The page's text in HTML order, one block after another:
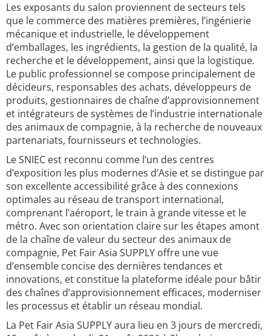
Les exposants du salon proviennent de secteurs tels
que le commerce des matières premières, l’ingénierie
mécanique et industrielle, le développement
d’emballages, les ingrédients, la gestion de la qualité, la
recherche et le développement, ainsi que la logistique.
Le public professionnel se compose principalement de
décideurs, responsables des achats, développeurs de
produits, gestionnaires de chaîne d’approvisionnement
et intégrateurs de systèmes de l’industrie internationale
des animaux de compagnie, à la recherche de nouveaux
partenariats, fournisseurs et technologies.
Le SNIEC est reconnu comme l’un des centres
d’exposition les plus modernes d’Asie et se distingue par
son excellente accessibilité grâce à des connexions
optimales au réseau de transport international,
comprenant l’aéroport, le train à grande vitesse et le
métro. Avec son orientation claire sur les étapes amont
de la chaîne de valeur du secteur des animaux de
compagnie, Pet Fair Asia SUPPLY offre une vue
d’ensemble concise des dernières tendances et
innovations, et constitue la plateforme idéale pour bâtir
des chaînes d’approvisionnement efficaces, moderniser
les processus et établir un réseau mondial.
La Pet Fair Asia SUPPLY aura lieu en 3 jours de mercredi,